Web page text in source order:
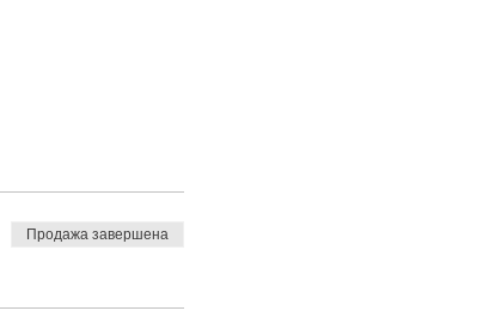
Продажа завершена